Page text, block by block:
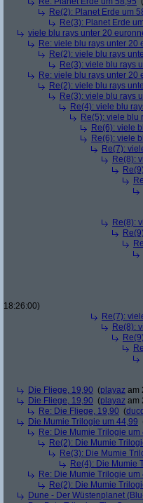
Re(2): Planet Erde um
Re(3): Planet Erde
viele blu rays unter 20
Re: viele blu rays unter 20
Re(2): viele blu rays
Re(3): viele blu rays
Re: viele blu rays unter 20
Re(2): viele blu rays
Re(3): viele blu rays
Re(4): viele blu
Re(5): viele blu
Re(6): viele
Re(6): viele
Re(7):
Re(8):
Re(8):
18:26:00)
Re(7):
Re(8):
Die Fliege, 19,90 (playaz am
Die Fliege, 19,90 (playaz am
Re: Die Fliege, 19,90 (
Die Mumie Trilogie um 44,99
Re: Die Mumie Trilogie um
Re(2): Die Mumie
Re(3): Die Mumie
Re(4): Die Mumie
Re: Die Mumie Trilogie um
Re(2): Die Mumie
Dune - Der Wüstenplanet